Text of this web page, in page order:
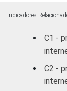
Indicadores
C1 -
C2 -